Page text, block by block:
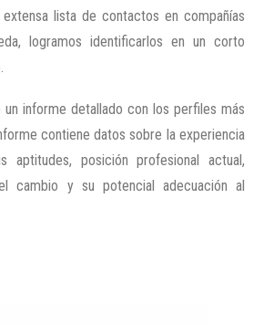
lista de contactos en compañías
logramos identificarlos en un corto
un informe detallado con los perfiles más
contiene datos sobre la experiencia
aptitudes, posición profesional actual,
cambio y su potencial adecuación al